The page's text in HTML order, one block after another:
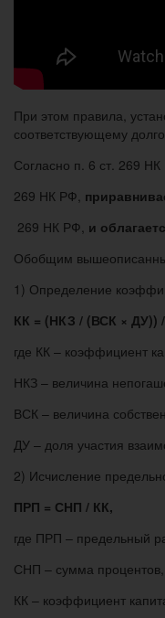
При этом правила,
соответствующему
Согласно п. 6 ст. 269 НК
269 НК РФ,
269 НК РФ, и
Обобщим
1) Определение
КК = (НКЗ / (ВСК × ДУ))
где КК – коэффициент
НКЗ – величина
ВСК – величина
ДУ – доля участия
2) Исчисление
ПРП = СНП / КК,
где ПРП – предельный
СНП – сумма
КК – коэффициент